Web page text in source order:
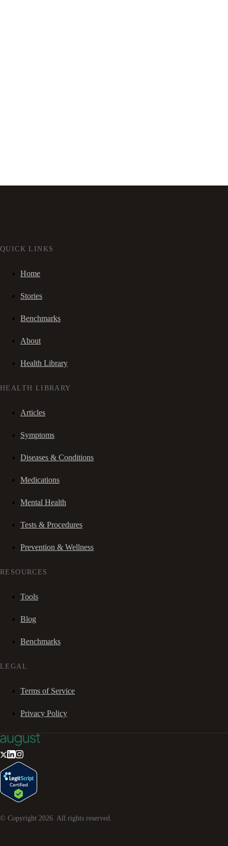
QUICK LINKS
Home
Stories
Benchmarks
About
Health Library
HEALTH LIBRARY
Articles
Symptoms
Diseases & Conditions
Medications
Mental Health
Tests & Procedures
Prevention & Wellness
RESOURCES
Tools
Blog
Benchmarks
LEGAL
Terms of Service
Privacy Policy
© Copyright 2026 . All rights reserved.